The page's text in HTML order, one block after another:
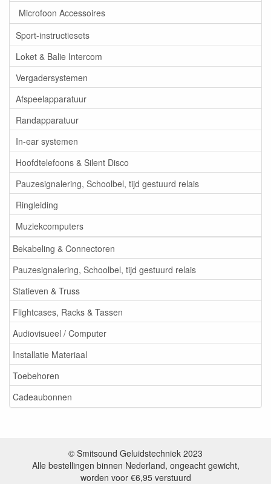
Microfoon Accessoires
Sport-instructiesets
Loket & Balie Intercom
Vergadersystemen
Afspeelapparatuur
Randapparatuur
In-ear systemen
Hoofdtelefoons & Silent Disco
Pauzesignalering, Schoolbel, tijd gestuurd relais
Ringleiding
Muziekcomputers
Bekabeling & Connectoren
Pauzesignalering, Schoolbel, tijd gestuurd relais
Statieven & Truss
Flightcases, Racks & Tassen
Audiovisueel / Computer
Installatie Materiaal
Toebehoren
Cadeaubonnen
© Smitsound Geluidstechniek 2023
Alle bestellingen binnen Nederland, ongeacht gewicht,
worden voor €6,95 verstuurd